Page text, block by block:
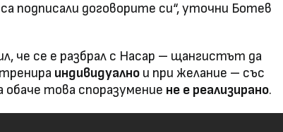
подписали договорите си“, уточни Ботев
че се е разбрал с Насар – щангистът да
индивидуално и при желание – със
обаче това споразумение не е реализирано.